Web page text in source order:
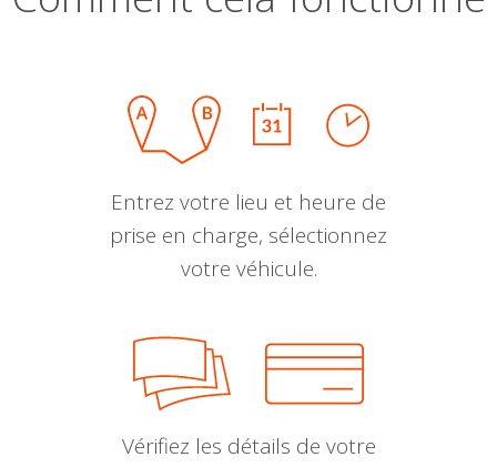
Entrez votre lieu et heure de
prise en charge, sélectionnez
votre véhicule.
Vérifiez les détails de votre